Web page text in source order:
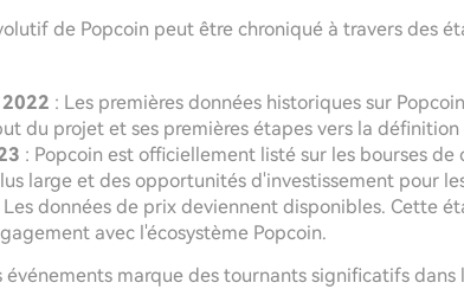
de Popcoin peut être chroniqué à travers des
: Les premières données historiques sur
du projet et ses premières étapes vers la
: Popcoin est officiellement listé sur les bourses
large et des opportunités d'investissement pour
Les données de prix deviennent disponibles. Cette
avec l'écosystème Popcoin.
événements marque des tournants significatifs